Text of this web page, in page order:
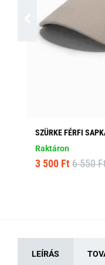
SZÜRKE FÉRFI
Raktáron
3 500 Ft 6 550
LEÍRÁS